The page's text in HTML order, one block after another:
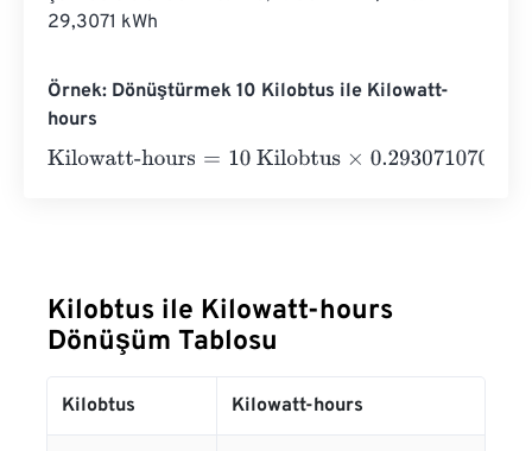
29,3071 kWh
Örnek: Dönüştürmek 10 Kilobtus ile Kilowatt-
hours
Kilowatt-hours=10 Kilobtus×0.2930710702=2.9307107
Kilobtus ile Kilowatt-hours
Dönüşüm Tablosu
Kilobtus Kilowatt-hours